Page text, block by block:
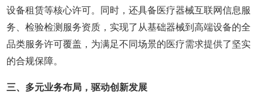
设备租赁等核心许可。同时，还具备医疗器械互联网信息服
务、检验检测服务资质，实现了从基础器械到高端设备的全
品类服务许可覆盖，为满足不同场景的医疗需求提供了坚实
的合规保障。
三、多元业务布局，驱动创新发展